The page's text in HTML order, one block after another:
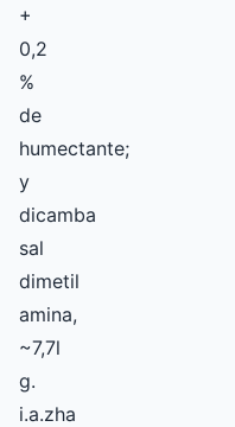
+
0,2
%
de
humectante;
y
dicamba
sal
dimetil
amina,
~7,7l
g.
i.a.zha